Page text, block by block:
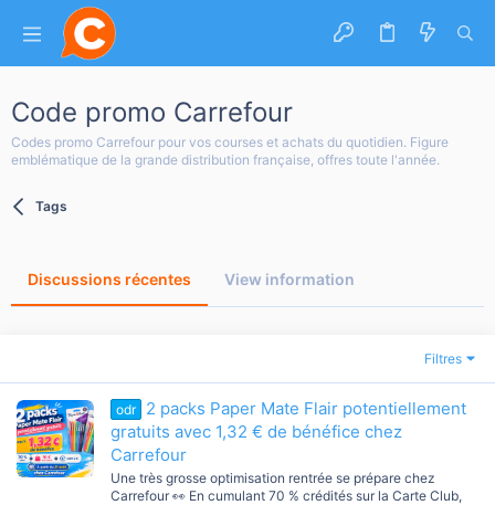
Code promo Carrefour
Codes promo Carrefour pour vos courses et achats du quotidien. Figure
emblématique de la grande distribution française, offres toute l'année.
Tags
Discussions récentes View information
Filtres
odr
2 packs Paper Mate Flair potentiellement
gratuits avec 1,32 € de bénéfice chez
Carrefour
Une très grosse optimisation rentrée se prépare chez
Carrefour 👀 En cumulant 70 % crédités sur la Carte Club,